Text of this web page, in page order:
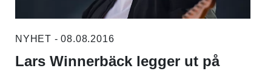
NYHET - 08.08.2016
Lars Winnerbäck legger ut på